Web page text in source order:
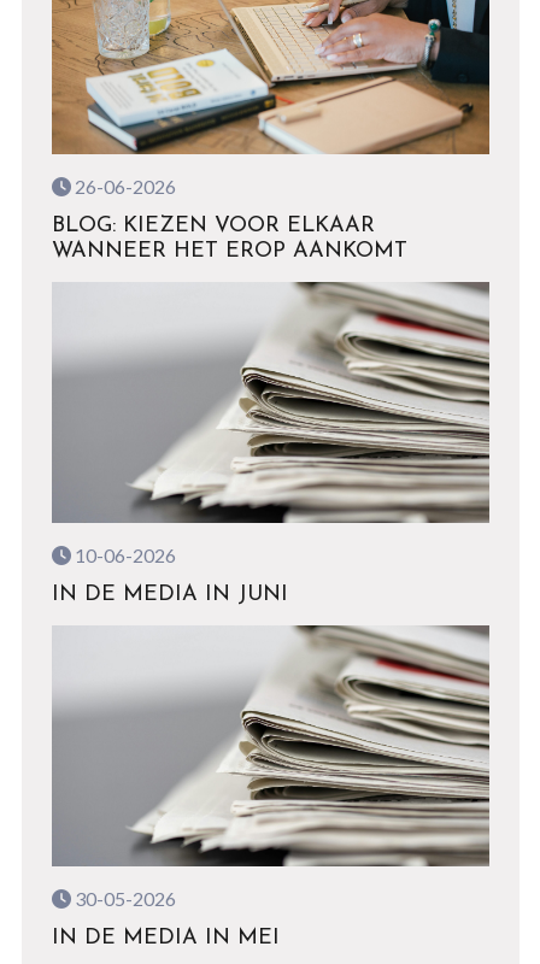
26-06-2026
BLOG: KIEZEN VOOR ELKAAR
WANNEER HET EROP AANKOMT
10-06-2026
IN DE MEDIA IN JUNI
30-05-2026
IN DE MEDIA IN MEI